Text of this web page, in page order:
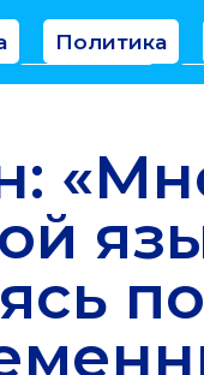
Политика
Интервью